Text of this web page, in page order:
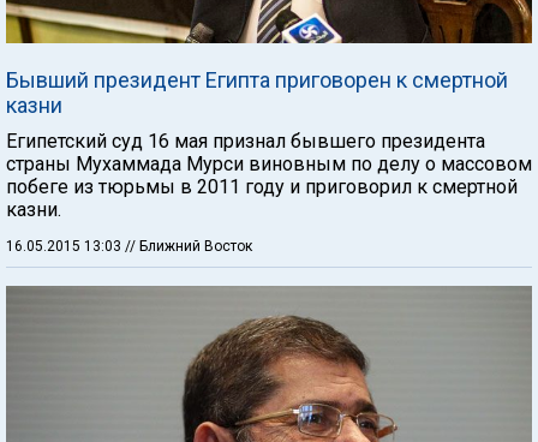
Бывший президент Египта приговорен к смертной
казни
Египетский суд 16 мая признал бывшего президента
страны Мухаммада Мурси виновным по делу о массовом
побеге из тюрьмы в 2011 году и приговорил к смертной
казни.
16.05.2015 13:03 // Ближний Восток